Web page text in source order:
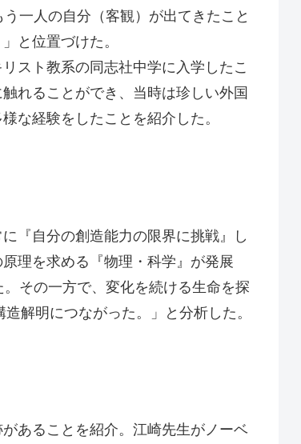
一人の自分（客観）が出てきたこと
と位置づけた。
スト教系の同志社中学に入学したこ
れることができ、当時は珍しい外国
な経験をしたことを紹介した。
『自分の創造能力の限界に挑戦』し
理を求める『物理・科学』が発展
その一方で、変化を続ける生命を探
解明につながった。」と分析した。
あることを紹介。江崎先生がノーベ